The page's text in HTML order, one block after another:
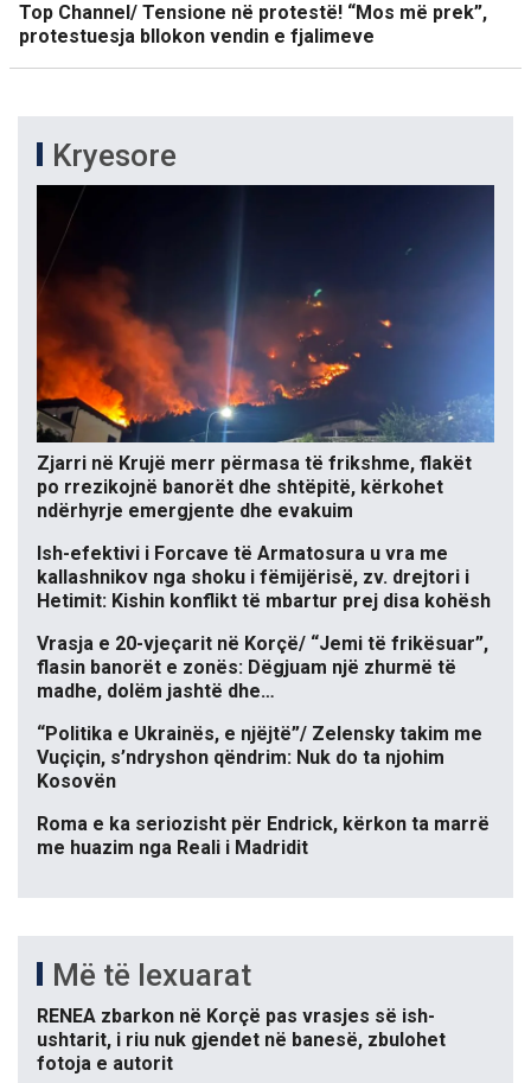
Top Channel/ Tensione në protestë! “Mos më prek”,
protestuesja bllokon vendin e fjalimeve
Kryesore
Zjarri në Krujë merr përmasa të frikshme, flakët
po rrezikojnë banorët dhe shtëpitë, kërkohet
ndërhyrje emergjente dhe evakuim
Ish-efektivi i Forcave të Armatosura u vra me
kallashnikov nga shoku i fëmijërisë, zv. drejtori i
Hetimit: Kishin konflikt të mbartur prej disa kohësh
Vrasja e 20-vjeçarit në Korçë/ “Jemi të frikësuar”,
flasin banorët e zonës: Dëgjuam një zhurmë të
madhe, dolëm jashtë dhe…
“Politika e Ukrainës, e njëjtë”/ Zelensky takim me
Vuçiçin, s’ndryshon qëndrim: Nuk do ta njohim
Kosovën
Roma e ka seriozisht për Endrick, kërkon ta marrë
me huazim nga Reali i Madridit
Më të lexuarat
RENEA zbarkon në Korçë pas vrasjes së ish-
ushtarit, i riu nuk gjendet në banesë, zbulohet
fotoja e autorit